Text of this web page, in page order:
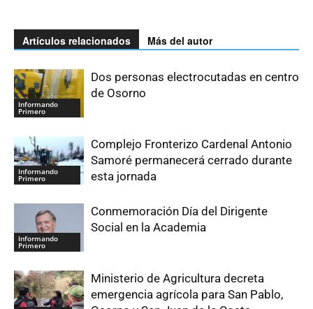
Artículos relacionados Más del autor
Informando
Primero
Dos personas electrocutadas en centro
de Osorno
Informando
Primero
Complejo Fronterizo Cardenal Antonio
Samoré permanecerá cerrado durante
esta jornada
Informando
Primero
Conmemoración Día del Dirigente
Social en la Academia
Ministerio de Agricultura decreta
emergencia agrícola para San Pablo,